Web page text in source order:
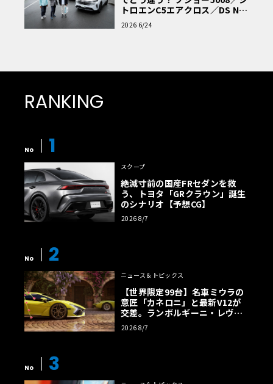
トロエンC5エアクロス／DS Nº4
読者一気乗りレポート
2026 6/24
RANKING
No 1
スクープ
絶滅寸前の国産FRセダンを救
う、トヨタ「GRクラウン」誕生
のシナリオ【予想CG】
2026 8/7
No 2
ニュース＆トピックス
【世界限定99台】名車ミウラの
意匠「カネロニ」と最新V12が
交差。ランボルギーニ・レヴエ
ルトに60周年記念車が登場
2026 8/7
No 3